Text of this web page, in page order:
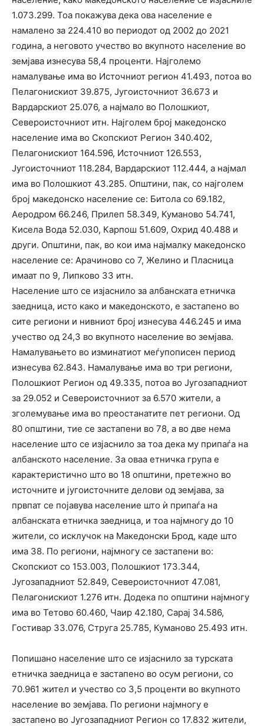
1.073.299. Тоа покажува дека ова население е
намалено за 224.410 во периодот од 2002 до 2021
година, а неговото учество во вкупното население во
земјава изнесува 58,4 проценти. Најголемо
намалување има во Источниот регион 41.493, потоа во
Пелагонискиот 39.875, Југоисточниот 36.673 и
Вардарскиот 25.076, а најмало во Полошкиот,
Североисточниот итн. Најголем број македонско
население има во Скопскиот Регион 340.402,
Пелагонискиот 164.596, Источниот 126.553,
Југоисточниот 118.284, Вардарскиот 112.444, а најмал
има во Полошкиот 43.285. Општини, пак, со најголем
број македонско население се: Битола со 69.182,
Аеродром 66.246, Прилеп 58.349, Куманово 54.741,
Кисела Вода 52.030, Карпош 51.609, Охрид 40.488 и
други. Општини, пак, во кои има најмалку македонско
население се: Арачиново со 7, Желино и Пласница
имаат по 9, Липково 33 итн.
Население што се изјаснило за албанската етничка
заедница, исто како и македонското, е застапено во
сите региони и нивниот број изнесува 446.245 и има
учество од 24,3 во вкупното население во земјава.
Намалувањето во изминатиот меѓупописен период
изнесува 62.843. Намалување има во три региони,
Полошкиот Регион од 49.335, потоа во Југозападниот
за 29.052 и Североисточниот за 6.570 жители, а
зголемување има во преостанатите пет региони. Од
80 општини, тие се застапени во 78, а во две нема
население што се изјаснило за тоа дека му припаѓа на
албанското население. За оваа етничка група е
карактеристично што во 18 општини, претежно во
источните и југоисточните делови од земјава, за
првпат се појавува население што ѝ припаѓа на
албанската етничка заедница, и тоа најмногу до 10
жители, со исклучок на Македонски Брод, каде што
има 38. По региони, најмногу се застапени во:
Скопскиот со 153.003, Полошкиот 173.344,
Југозападниот 52.849, Североисточниот 47.081,
Пелагонискиот 1.276 итн. Додека по општини најмногу
има во Тетово 60.460, Чаир 42.180, Сарај 34.586,
Гостивар 33.076, Струга 25.785, Куманово 25.493 итн.
Попишано население што се изјаснило за турската
етничка заедница е застапено во осум региони, со
70.961 жител и учество со 3,5 проценти во вкупното
население во земјава. По региони најмногу е
застапено во Југозападниот Регион со 17.832 жители,